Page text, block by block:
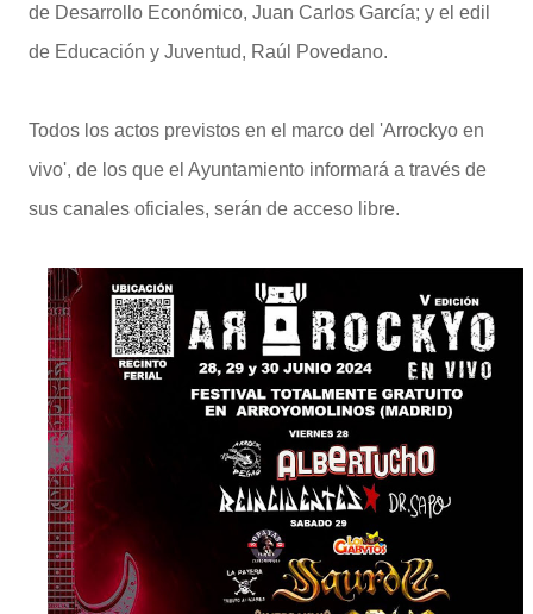
de Desarrollo Económico, Juan Carlos García; y el edil
de Educación y Juventud, Raúl Povedano.
Todos los actos previstos en el marco del 'Arrockyo en
vivo', de los que el Ayuntamiento informará a través de
sus canales oficiales, serán de acceso libre.